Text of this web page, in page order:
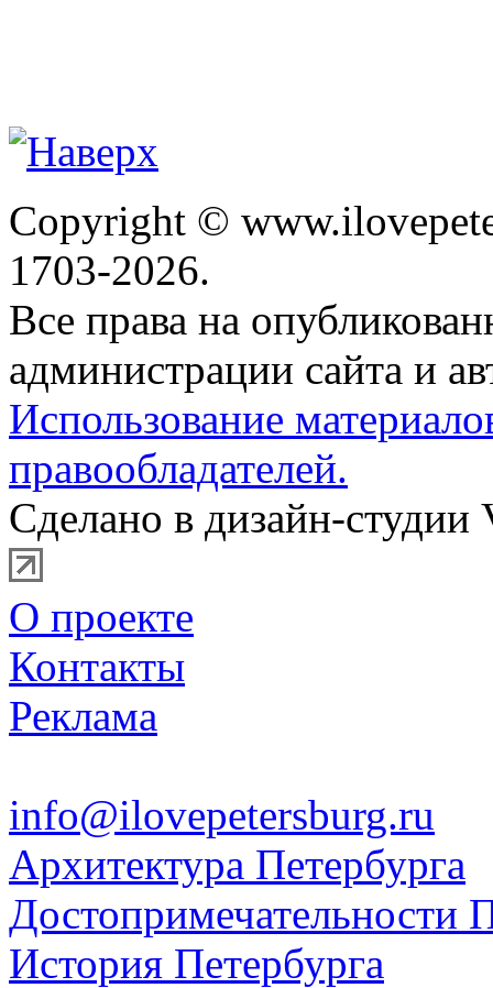
Copyright ©
1703-2026.
Все права на
администрации сайта и
Использование
правообладателей.
Сделано в дизайн-студии
О проекте
Контакты
Реклама
info@ilovepetersburg.ru
Архитектура Петербурга
Достопримечательности
История Петербурга